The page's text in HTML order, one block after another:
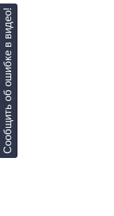
Сообщить об ошибке в видео!